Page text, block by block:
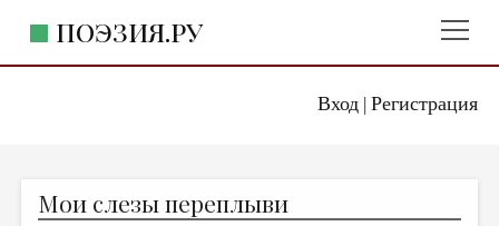
Вход| Регистрация
ПОЭЗИЯ.РУ
ЖАНРЫ
Мои слезы переплыви